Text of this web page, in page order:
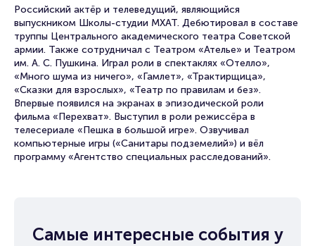
Российский актёр и телеведущий, являющийся
выпускником Школы-студии МХАТ. Дебютировал в составе
труппы Центрального академического театра Советской
армии. Также сотрудничал с Театром «Ателье» и Театром
им. А. С. Пушкина. Играл роли в спектаклях «Отелло»,
«Много шума из ничего», «Гамлет», «Трактирщица»,
«Сказки для взрослых», «Театр по правилам и без».
Впервые появился на экранах в эпизодической роли
фильма «Перехват». Выступил в роли режиссёра в
телесериале «Пешка в большой игре». Озвучивал
компьютерные игры («Санитары подземелий») и вёл
программу «Агентство специальных расследований».
Самые интересные события у